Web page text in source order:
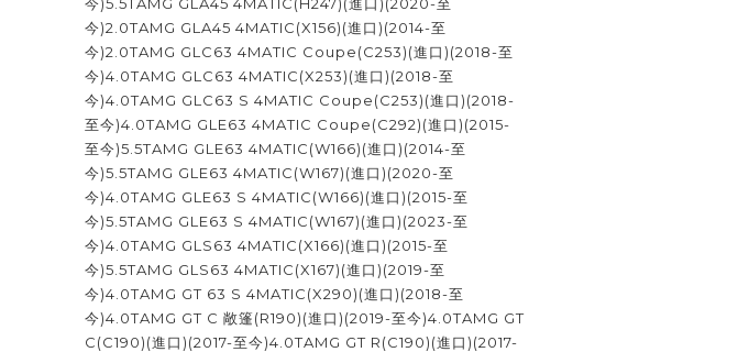
今)2.0TAMG GLA45 4MATIC(X156)(進口)(2014-至
今)2.0TAMG GLC63 4MATIC Coupe(C253)(進口)(2018-至
今)4.0TAMG GLC63 4MATIC(X253)(進口)(2018-至
今)4.0TAMG GLC63 S 4MATIC Coupe(C253)(進口)(2018-
至今)4.0TAMG GLE63 4MATIC Coupe(C292)(進口)(2015-
至今)5.5TAMG GLE63 4MATIC(W166)(進口)(2014-至
今)5.5TAMG GLE63 4MATIC(W167)(進口)(2020-至
今)4.0TAMG GLE63 S 4MATIC(W166)(進口)(2015-至
今)5.5TAMG GLE63 S 4MATIC(W167)(進口)(2023-至
今)4.0TAMG GLS63 4MATIC(X166)(進口)(2015-至
今)5.5TAMG GLS63 4MATIC(X167)(進口)(2019-至
今)4.0TAMG GT 63 S 4MATIC(X290)(進口)(2018-至
今)4.0TAMG GT C 敞篷(R190)(進口)(2019-至今)4.0TAMG GT
C(C190)(進口)(2017-至今)4.0TAMG GT R(C190)(進口)(2017-